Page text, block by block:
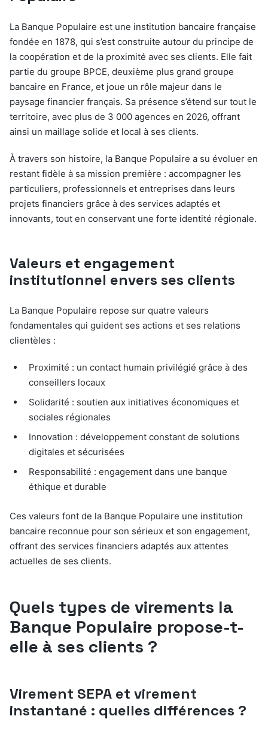
La Banque Populaire est une institution bancaire française
fondée en 1878, qui s’est construite autour du principe de
la coopération et de la proximité avec ses clients. Elle fait
partie du groupe BPCE, deuxième plus grand groupe
bancaire en France, et joue un rôle majeur dans le
paysage financier français. Sa présence s’étend sur tout le
territoire, avec plus de 3 000 agences en 2026, offrant
ainsi un maillage solide et local à ses clients.
À travers son histoire, la Banque Populaire a su évoluer en
restant fidèle à sa mission première : accompagner les
particuliers, professionnels et entreprises dans leurs
projets financiers grâce à des services adaptés et
innovants, tout en conservant une forte identité régionale.
Valeurs et engagement
institutionnel envers ses clients
La Banque Populaire repose sur quatre valeurs
fondamentales qui guident ses actions et ses relations
clientèles :
Proximité : un contact humain privilégié grâce à des
conseillers locaux
Solidarité : soutien aux initiatives économiques et
sociales régionales
Innovation : développement constant de solutions
digitales et sécurisées
Responsabilité : engagement dans une banque
éthique et durable
Ces valeurs font de la Banque Populaire une institution
bancaire reconnue pour son sérieux et son engagement,
offrant des services financiers adaptés aux attentes
actuelles de ses clients.
Quels types de virements la
Banque Populaire propose-t-
elle à ses clients ?
Virement SEPA et virement
instantané : quelles différences ?